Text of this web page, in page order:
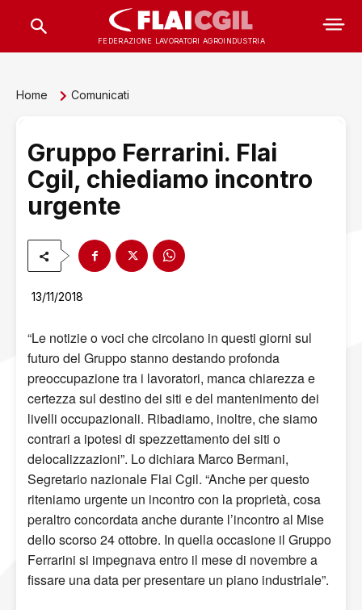
FEDERAZIONE LAVORATORI AGROINDUSTRIA
Home Comunicati
Gruppo Ferrarini. Flai
Cgil, chiediamo incontro
urgente
13/11/2018
“Le notizie o voci che circolano in questi giorni sul
futuro del Gruppo stanno destando profonda
preoccupazione tra i lavoratori, manca chiarezza e
certezza sul destino dei siti e del mantenimento dei
livelli occupazionali. Ribadiamo, inoltre, che siamo
contrari a ipotesi di spezzettamento dei siti o
delocalizzazioni”. Lo dichiara Marco Bermani,
Segretario nazionale Flai Cgil. “Anche per questo
riteniamo urgente un incontro con la proprietà, cosa
peraltro concordata anche durante l’incontro al Mise
dello scorso 24 ottobre. In quella occasione il Gruppo
Ferrarini si impegnava entro il mese di novembre a
fissare una data per presentare un piano industriale”.